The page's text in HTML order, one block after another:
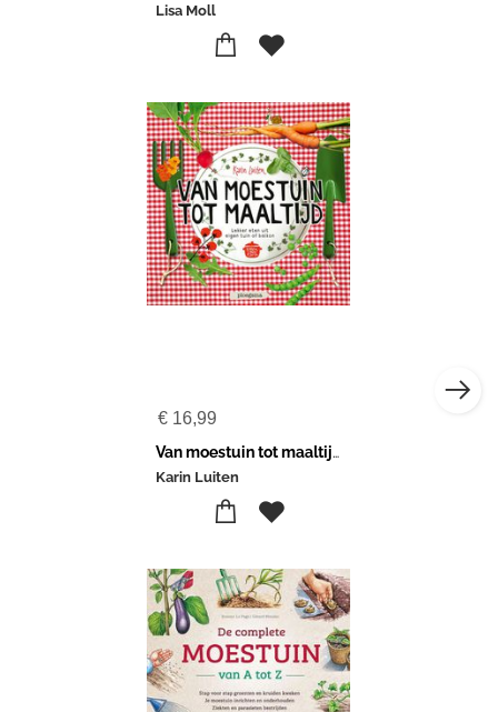
Lisa Moll
€ 16,99
Van moestuin tot maaltijd
Karin Luiten